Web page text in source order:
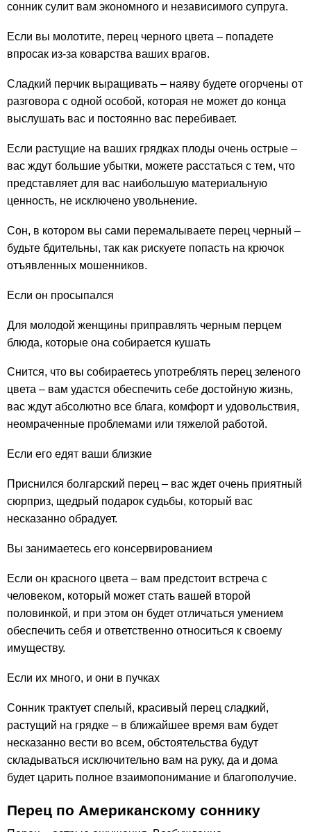
сонник сулит вам экономного и независимого супруга.
Если вы молотите, перец черного цвета – попадете
впросак из-за коварства ваших врагов.
Сладкий перчик выращивать – наяву будете огорчены от
разговора с одной особой, которая не может до конца
выслушать вас и постоянно вас перебивает.
Если растущие на ваших грядках плоды очень острые –
вас ждут большие убытки, можете расстаться с тем, что
представляет для вас наибольшую материальную
ценность, не исключено увольнение.
Сон, в котором вы сами перемалываете перец черный –
будьте бдительны, так как рискуете попасть на крючок
отъявленных мошенников.
Если он просыпался
Для молодой женщины приправлять черным перцем
блюда, которые она собирается кушать
Снится, что вы собираетесь употреблять перец зеленого
цвета – вам удастся обеспечить себе достойную жизнь,
вас ждут абсолютно все блага, комфорт и удовольствия,
неомраченные проблемами или тяжелой работой.
Если его едят ваши близкие
Приснился болгарский перец – вас ждет очень приятный
сюрприз, щедрый подарок судьбы, который вас
несказанно обрадует.
Вы занимаетесь его консервированием
Если он красного цвета – вам предстоит встреча с
человеком, который может стать вашей второй
половинкой, и при этом он будет отличаться умением
обеспечить себя и ответственно относиться к своему
имуществу.
Если их много, и они в пучках
Сонник трактует спелый, красивый перец сладкий,
растущий на грядке – в ближайшее время вам будет
несказанно вести во всем, обстоятельства будут
складываться исключительно вам на руку, да и дома
будет царить полное взаимопонимание и благополучие.
Перец по Американскому соннику